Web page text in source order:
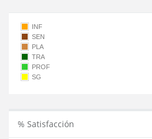
INF
SEN
PLA
TRA
PROF
SG
% Satisfacción